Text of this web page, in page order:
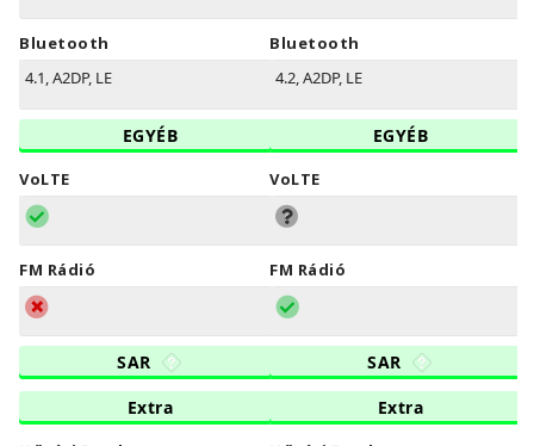
Bluetooth
4.1, A2DP, LE
EGYÉB
VoLTE
FM Rádió
SAR
Extra
Bluetooth
4.2, A2DP, LE
EGYÉB
VoLTE
FM Rádió
SAR
Extra